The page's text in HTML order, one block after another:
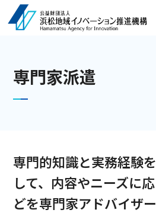
専門家派遣
専門的知識と実務経験
して、内容やニーズに
どを専門家アドバイザ